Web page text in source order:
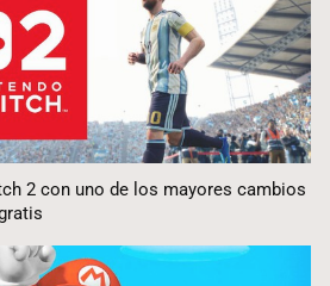
2 con uno de los mayores cambios